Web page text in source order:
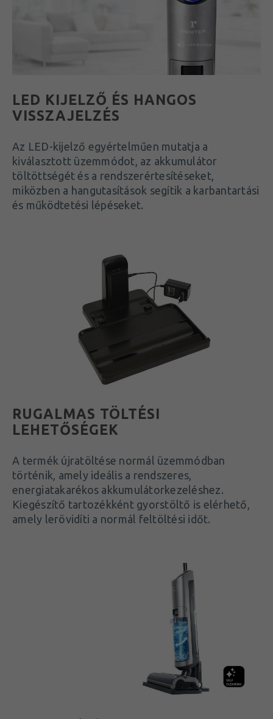
LED KIJELZŐ ÉS HANGOS
VISSZAJELZÉS
Az LED-kijelző egyértelműen mutatja a
kiválasztott üzemmódot, az akkumulátor
töltöttségét és a rendszerértesítéseket,
miközben a hangutasítások segítik a karbantartási
és működtetési lépéseket.
RUGALMAS TÖLTÉSI
LEHETŐSÉGEK
A termék újratöltése normál üzemmódban
történik, amely ideális a rendszeres,
energiatakarékos akkumulátorkezeléshez.
Kiegészítő tartozékként gyorstöltő is elérhető,
amely lerövidíti a normál feltöltési időt.